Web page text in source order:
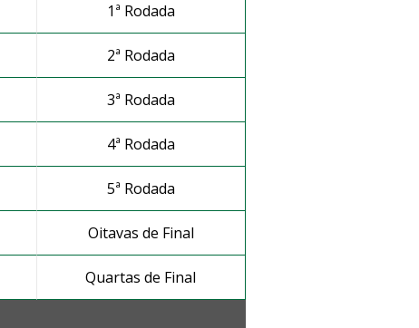
1ª Rodada
2ª Rodada
3ª Rodada
4ª Rodada
5ª Rodada
Oitavas de Final
Quartas de Final